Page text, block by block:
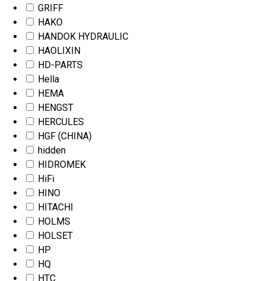
GRIFF
HAKO
HANDOK HYDRAULIC
HAOLIXIN
HD-PARTS
Hella
HEMA
HENGST
HERCULES
HGF (CHINA)
hidden
HIDROMEK
HiFi
HINO
HITACHI
HOLMS
HOLSET
HP
HQ
HTC